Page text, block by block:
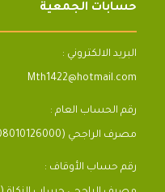
حسابات الجمعية
البريد الالكتروني :
Mth1422@hotmail.com
رقم الحساب العام :
مصرف الراجحي (1429608010126000)
رقم حساب الأوقاف :